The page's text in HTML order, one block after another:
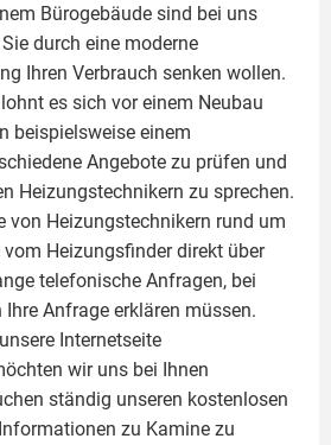
Bürogebäude sind bei uns
durch eine moderne
Ihren Verbrauch senken wollen.
es sich vor einem Neubau
beispielsweise einem
Angebote zu prüfen und
Heizungstechnikern zu sprechen.
von Heizungstechnikern rund um
vom Heizungsfinder direkt über
telefonische Anfragen, bei
Anfrage erklären müssen.
Internetseite
wir uns bei Ihnen
ständig unseren kostenlosen
zu Kamine zu